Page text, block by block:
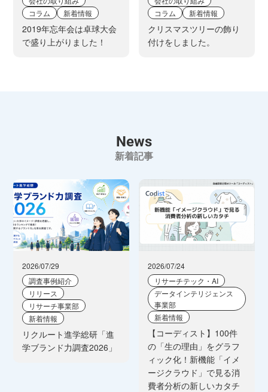
コラム
新着情報
2019年忘年会は卓球大会
で盛り上がりました！
コラム
新着情報
クリスマスツリーの飾り
付けをしました。
News
新着記事
2026/07/29
調査事例紹介
リリース
リサーチ事業部
新着情報
リクルート進学総研「進
学ブランド力調査2026」
2026/07/24
リサーチテック・AI
データインテリジェンス
事業部
新着情報
【コーディスト】100件
の「生の理由」をグラフ
ィック化！新機能「イメ
ージクラウド」で見る消
費者分析の新しいカタチ